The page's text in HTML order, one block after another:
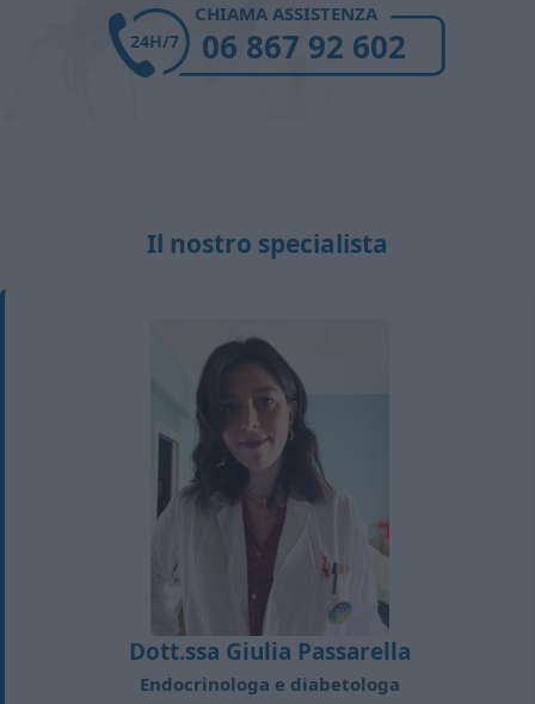
CHIAMA ASSISTENZA
06 867 92 602
24H/7
Il nostro specialista
Dott.ssa Giulia Passarella
Endocrinologa e diabetologa